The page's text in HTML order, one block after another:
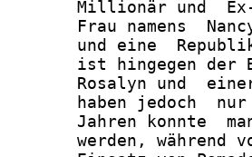
Millionär und
Frau namens
und eine
ist hingegen der
Rosalyn und
haben jedoch
Jahren konnte
werden, während